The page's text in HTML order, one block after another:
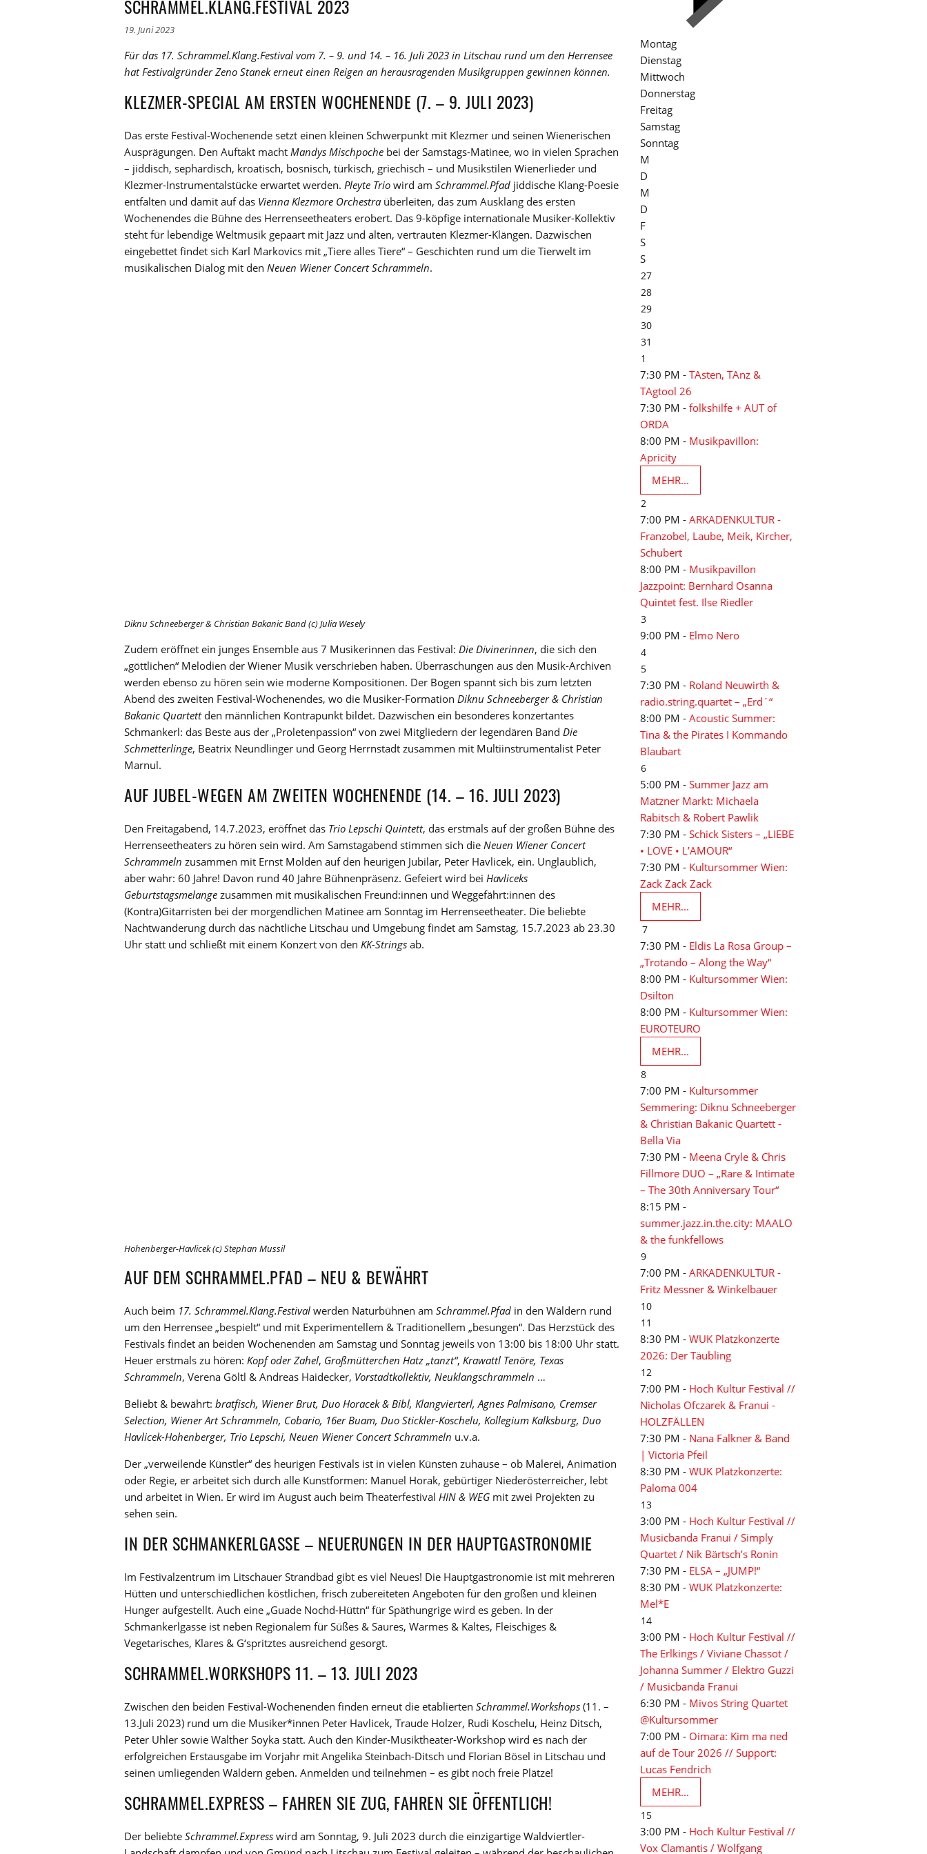
SCHRAMMEL.KLANG.FESTIVAL 2023
19. Juni 2023
Für das 17. Schrammel.Klang.Festival vom 7. – 9. und 14. – 16. Juli 2023 in Litschau rund um den Herrensee
hat Festivalgründer Zeno Stanek erneut einen Reigen an herausragenden Musikgruppen gewinnen können.
KLEZMER-SPECIAL AM ERSTEN WOCHENENDE (7. – 9. JULI 2023)
Das erste Festival-Wochenende setzt einen kleinen Schwerpunkt mit Klezmer und seinen Wienerischen
Ausprägungen. Den Auftakt macht Mandys Mischpoche bei der Samstags-Matinee, wo in vielen Sprachen
– jiddisch, sephardisch, kroatisch, bosnisch, türkisch, griechisch – und Musikstilen Wienerlieder und
Klezmer-Instrumentalstücke erwartet werden. Pleyte Trio wird am Schrammel.Pfad jiddische Klang-Poesie
entfalten und damit auf das Vienna Klezmore Orchestra überleiten, das zum Ausklang des ersten
Wochenendes die Bühne des Herrenseetheaters erobert. Das 9-köpfige internationale Musiker-Kollektiv
steht für lebendige Weltmusik gepaart mit Jazz und alten, vertrauten Klezmer-Klängen. Dazwischen
eingebettet findet sich Karl Markovics mit „Tiere alles Tiere“ – Geschichten rund um die Tierwelt im
musikalischen Dialog mit den Neuen Wiener Concert Schrammeln.
Diknu Schneeberger & Christian Bakanic Band (c) Julia Wesely
Zudem eröffnet ein junges Ensemble aus 7 Musikerinnen das Festival: Die Divinerinnen, die sich den
„göttlichen“ Melodien der Wiener Musik verschrieben haben. Überraschungen aus den Musik-Archiven
werden ebenso zu hören sein wie moderne Kompositionen. Der Bogen spannt sich bis zum letzten
Abend des zweiten Festival-Wochenendes, wo die Musiker-Formation Diknu Schneeberger & Christian
Bakanic Quartettden männlichen Kontrapunkt bildet. Dazwischen ein besonderes konzertantes
Schmankerl: das Beste aus der „Proletenpassion“ von zwei Mitgliedern der legendären Band Die
Schmetterlinge, Beatrix Neundlinger und Georg Herrnstadt zusammen mit Multiinstrumentalist Peter
Marnul.
AUF JUBEL-WEGEN AM ZWEITEN WOCHENENDE (14. – 16. JULI 2023)
Den Freitagabend, 14.7.2023, eröffnet das Trio Lepschi Quintett, das erstmals auf der großen Bühne des
Herrenseetheaters zu hören sein wird. Am Samstagabend stimmen sich die Neuen Wiener Concert
Schrammeln zusammen mit Ernst Molden auf den heurigen Jubilar, Peter Havlicek, ein. Unglaublich,
aber wahr: 60 Jahre! Davon rund 40 Jahre Bühnenpräsenz. Gefeiert wird bei Havliceks
Geburtstagsmelange zusammen mit musikalischen Freund:innen und Weggefährt:innen des
(Kontra)Gitarristen bei der morgendlichen Matinee am Sonntag im Herrenseetheater. Die beliebte
Nachtwanderung durch das nächtliche Litschau und Umgebung findet am Samstag, 15.7.2023 ab 23.30
Uhr statt und schließt mit einem Konzert von den KK-Strings ab.
Hohenberger-Havlicek (c) Stephan Mussil
AUF DEM SCHRAMMEL.PFAD – NEU & BEWÄHRT
Auch beim 17. Schrammel.Klang.Festival werden Naturbühnen am Schrammel.Pfad in den Wäldern rund
um den Herrensee „bespielt“ und mit Experimentellem & Traditionellem „besungen“. Das Herzstück des
Festivals findet an beiden Wochenenden am Samstag und Sonntag jeweils von 13:00 bis 18:00 Uhr statt.
Heuer erstmals zu hören: Kopf oder Zahel, Großmütterchen Hatz „tanzt“, Krawattl Tenöre, Texas
Schrammeln, Verena Göltl & Andreas Haidecker, Vorstadtkollektiv, Neuklangschrammeln …
Beliebt & bewährt: bratfisch, Wiener Brut, Duo Horacek & Bibl, Klangvierterl, Agnes Palmisano, Cremser
Selection, Wiener Art Schrammeln, Cobario, 16er Buam, Duo Stickler-Koschelu, Kollegium Kalksburg, Duo
Havlicek-Hohenberger, Trio Lepschi, Neuen Wiener Concert Schrammeln u.v.a.
Der „verweilende Künstler“ des heurigen Festivals ist in vielen Künsten zuhause – ob Malerei, Animation
oder Regie, er arbeitet sich durch alle Kunstformen: Manuel Horak, gebürtiger Niederösterreicher, lebt
und arbeitet in Wien. Er wird im August auch beim Theaterfestival HIN & WEG mit zwei Projekten zu
sehen sein.
IN DER SCHMANKERLGASSE – NEUERUNGEN IN DER HAUPTGASTRONOMIE
Im Festivalzentrum im Litschauer Strandbad gibt es viel Neues! Die Hauptgastronomie ist mit mehreren
Hütten und unterschiedlichen köstlichen, frisch zubereiteten Angeboten für den großen und kleinen
Hunger aufgestellt. Auch eine „Guade Nochd-Hüttn“ für Späthungrige wird es geben. In der
Schmankerlgasse ist neben Regionalem für Süßes & Saures, Warmes & Kaltes, Fleischiges &
Vegetarisches, Klares & G‘spritztes ausreichend gesorgt.
SCHRAMMEL.WORKSHOPS 11. – 13. JULI 2023
Zwischen den beiden Festival-Wochenenden finden erneut die etablierten Schrammel.Workshops (11. –
13.Juli 2023) rund um die Musiker*innen Peter Havlicek, Traude Holzer, Rudi Koschelu, Heinz Ditsch,
Peter Uhler sowie Walther Soyka statt. Auch den Kinder-Musiktheater-Workshop wird es nach der
erfolgreichen Erstausgabe im Vorjahr mit Angelika Steinbach-Ditsch und Florian Bösel in Litschau und
seinen umliegenden Wäldern geben. Anmelden und teilnehmen – es gibt noch freie Plätze!
SCHRAMMEL.EXPRESS – FAHREN SIE ZUG, FAHREN SIE ÖFFENTLICH!
Der beliebte Schrammel.Express wird am Sonntag, 9. Juli 2023 durch die einzigartige Waldviertler-
Montag
Dienstag
Mittwoch
Donnerstag
Freitag
Samstag
Sonntag
M
D
M
D
F
S
S
27
28
29
30
31
1
7:30 PM - TAsten, TAnz &
TAgtool 26
7:30 PM - folkshilfe + AUT of
ORDA
8:00 PM - Musikpavillon:
Apricity
MEHR...
2
7:00 PM - ARKADENKULTUR -
Franzobel, Laube, Meik, Kircher,
Schubert
8:00 PM - Musikpavillon
Jazzpoint: Bernhard Osanna
Quintet fest. Ilse Riedler
3
9:00 PM - Elmo Nero
4
5
7:30 PM - Roland Neuwirth &
radio.string.quartet – „Erd´“
8:00 PM - Acoustic Summer:
Tina & the Pirates I Kommando
Blaubart
6
5:00 PM - Summer Jazz am
Matzner Markt: Michaela
Rabitsch & Robert Pawlik
7:30 PM - Schick Sisters – „LIEBE
• LOVE • L’AMOUR“
7:30 PM - Kultursommer Wien:
Zack Zack Zack
MEHR...
7
7:30 PM - Eldis La Rosa Group –
„Trotando – Along the Way“
8:00 PM - Kultursommer Wien:
Dsilton
8:00 PM - Kultursommer Wien:
EUROTEURO
MEHR...
8
7:00 PM - Kultursommer
Semmering: Diknu Schneeberger
& Christian Bakanic Quartett -
Bella Via
7:30 PM - Meena Cryle & Chris
Fillmore DUO – „Rare & Intimate
– The 30th Anniversary Tour“
8:15 PM -
summer.jazz.in.the.city: MAALO
& the funkfellows
9
7:00 PM - ARKADENKULTUR -
Fritz Messner & Winkelbauer
10
11
8:30 PM - WUK Platzkonzerte
2026: Der Täubling
12
7:00 PM - Hoch Kultur Festival //
Nicholas Ofczarek & Franui -
HOLZFÄLLEN
7:30 PM - Nana Falkner & Band
| Victoria Pfeil
8:30 PM - WUK Platzkonzerte:
Paloma 004
13
3:00 PM - Hoch Kultur Festival //
Musicbanda Franui / Simply
Quartet / Nik Bärtsch’s Ronin
7:30 PM - ELSA – „JUMP!“
8:30 PM - WUK Platzkonzerte:
Mel*E
14
3:00 PM - Hoch Kultur Festival //
The Erlkings / Viviane Chassot /
Johanna Summer / Elektro Guzzi
/ Musicbanda Franui
6:30 PM - Mivos String Quartet
@Kultursommer
7:00 PM - Oimara: Kim ma ned
auf de Tour 2026 // Support:
Lucas Fendrich
MEHR...
15
3:00 PM - Hoch Kultur Festival //
Vox Clamantis / Wolfgang